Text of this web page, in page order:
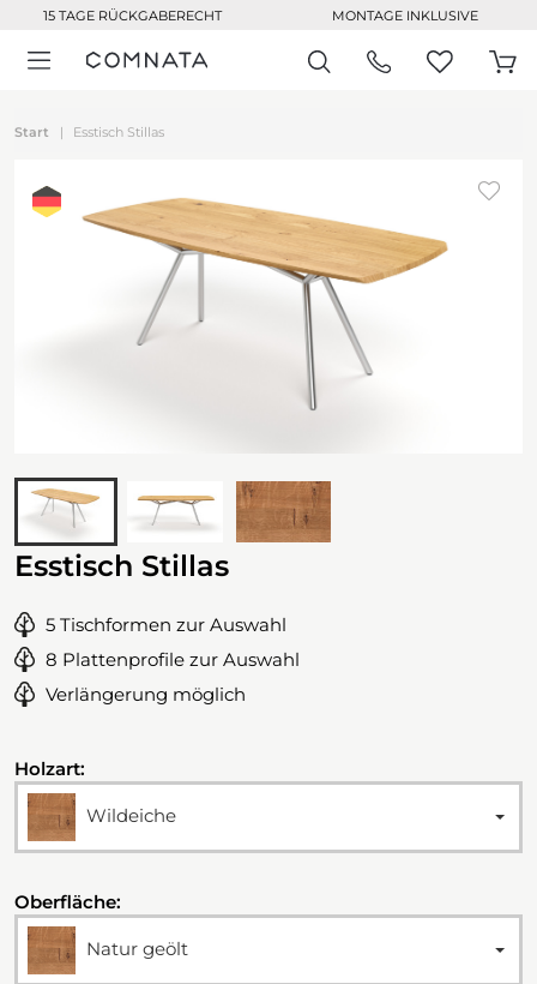
15 TAGE RÜCKGABERECHT MONTAGE INKLUSIVE
Start Esstisch Stillas
Esstisch Stillas
5 Tischformen zur Auswahl
8 Plattenprofile zur Auswahl
Verlängerung möglich
Holzart:
Wildeiche
Oberfläche:
Natur geölt